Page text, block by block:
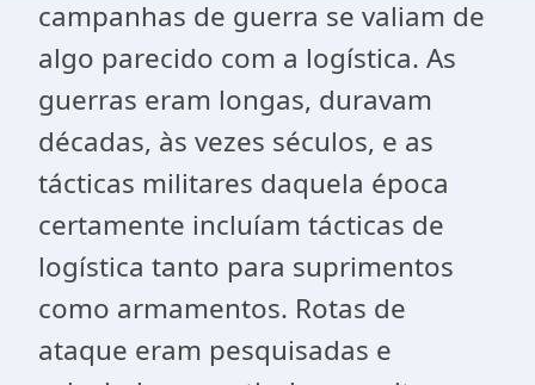
campanhas de guerra se valiam de
algo parecido com a logística. As
guerras eram longas, duravam
décadas, às vezes séculos, e as
tácticas militares daquela época
certamente incluíam tácticas de
logística tanto para suprimentos
como armamentos. Rotas de
ataque eram pesquisadas e